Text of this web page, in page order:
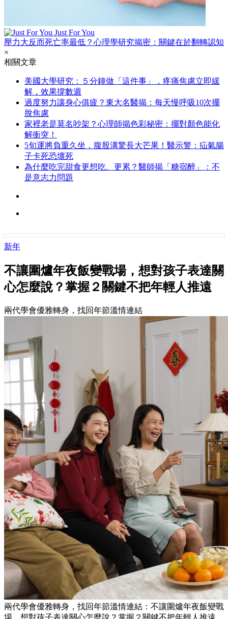
Just For You
壓力大反而死亡率最低？心理學研究揭密：關鍵在於翻轉認知
×
相關文章
美國大學研究：５分鐘做「這件事」，疼痛焦慮立即緩
解，效果撐數週
過度努力讓身心俱疲？東大名醫揭：每天慢呼吸10次擺
脫焦慮
家裡老是莫名吵架？心理師揭色彩秘密：擺對顏色能化
解衝突！
5旬運將負重久坐，腹股溝驚長大芒果！醫示警：疝氣腸
子卡死恐壞死
為什麼吃完甜食更想吃、更累？醫師揭「糖宿醉」：不
是意志力問題
新年
不讓圍爐年夜飯變戰場，想對孩子表達關
心怎麼說？掌握２關鍵不把年輕人推遠
兩代學會優雅轉身，找回年節溫情連結
兩代學會優雅轉身，找回年節溫情連結：不讓圍爐年夜飯變戰
場，想對孩子表達關心怎麼說？掌握２關鍵不把年輕人推遠。